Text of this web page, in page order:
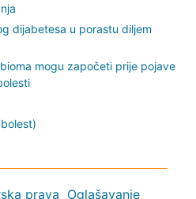
dijabetesa u porastu diljem
mogu započeti prije pojave
prava Oglašavanje